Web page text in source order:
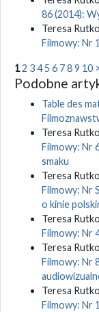
86 (2014):
Teresa
Filmowy: Nr
12 345 6 789 10
Podobne
Table des
Teresa
Filmowy: Nr
smaku
Teresa
Filmowy: Nr
o kinie
Teresa
Filmowy: Nr
Teresa
Filmowy: Nr
Teresa
Filmowy: Nr